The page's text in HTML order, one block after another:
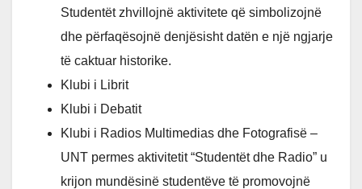
Studentët zhvillojnë aktivitete që simbolizojnë
dhe përfaqësojnë denjësisht datën e një ngjarje
të caktuar historike.
Klubi i Librit
Klubi i Debatit
Klubi i Radios Multimedias dhe Fotografisë –
UNT permes aktivitetit “Studentët dhe Radio” u
krijon mundësinë studentëve të promovojnë